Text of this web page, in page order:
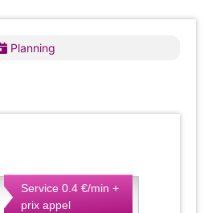
Planning
Service 0.4 €/min +
prix appel